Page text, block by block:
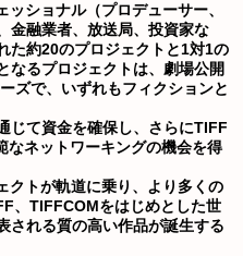
ショナル（プロデューサー、
金融業者、放送局、投資家な
た約20のプロジェクトと1対1の
なるプロジェクトは、劇場公開
ズで、いずれもフィクションと
じて資金を確保し、さらにTIFF
なネットワーキングの機会を得
クトが軌道に乗り、より多くの
、TIFFCOMをはじめとした世
される質の高い作品が誕生する